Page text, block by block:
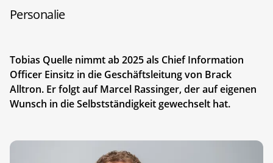
Personalie
Tobias Quelle nimmt ab 2025 als Chief Information
Officer Einsitz in die Geschäftsleitung von Brack
Alltron. Er folgt auf Marcel Rassinger, der auf eigenen
Wunsch in die Selbstständigkeit gewechselt hat.